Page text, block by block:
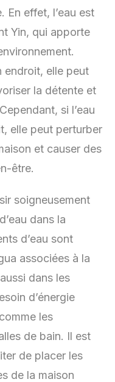
En effet, l’eau est
Yin, qui apporte
endroit, elle peut
la détente et
si l’eau
elle peut perturber
et causer des
être.
soigneusement
dans la
d’eau sont
associées à la
dans les
d’énergie
les
de bain. Il est
de placer les
de la maison